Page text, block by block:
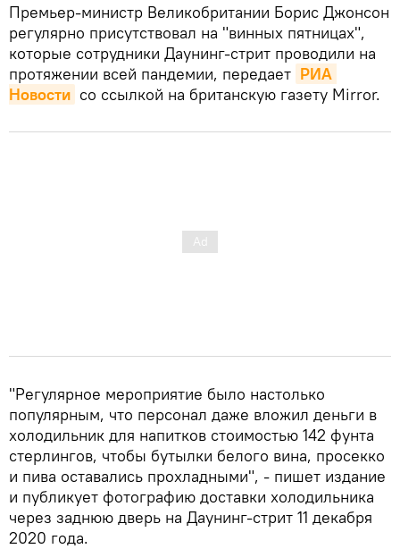
Премьер-министр Великобритании Борис Джонсон
регулярно присутствовал на "винных пятницах",
которые сотрудники Даунинг-стрит проводили на
протяжении всей пандемии, передает РИА
Новости со ссылкой на британскую газету Mirror.
"Регулярное мероприятие было настолько
популярным, что персонал даже вложил деньги в
холодильник для напитков стоимостью 142 фунта
стерлингов, чтобы бутылки белого вина, просекко
и пива оставались прохладными", - пишет издание
и публикует фотографию доставки холодильника
через заднюю дверь на Даунинг-стрит 11 декабря
2020 года.